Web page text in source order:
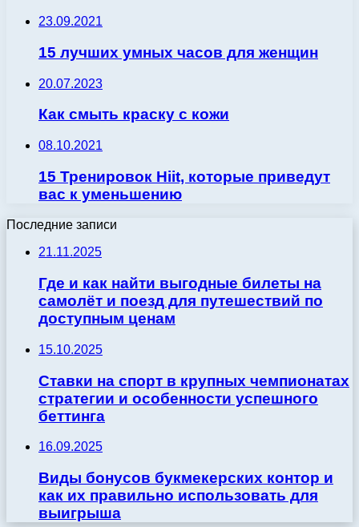
23.09.2021
15 лучших умных часов для женщин
20.07.2023
Как смыть краску с кожи
08.10.2021
15 Тренировок Hiit, которые приведут
вас к уменьшению
Последние записи
21.11.2025
Где и как найти выгодные билеты на
самолёт и поезд для путешествий по
доступным ценам
15.10.2025
Ставки на спорт в крупных чемпионатах
стратегии и особенности успешного
беттинга
16.09.2025
Виды бонусов букмекерских контор и
как их правильно использовать для
выигрыша